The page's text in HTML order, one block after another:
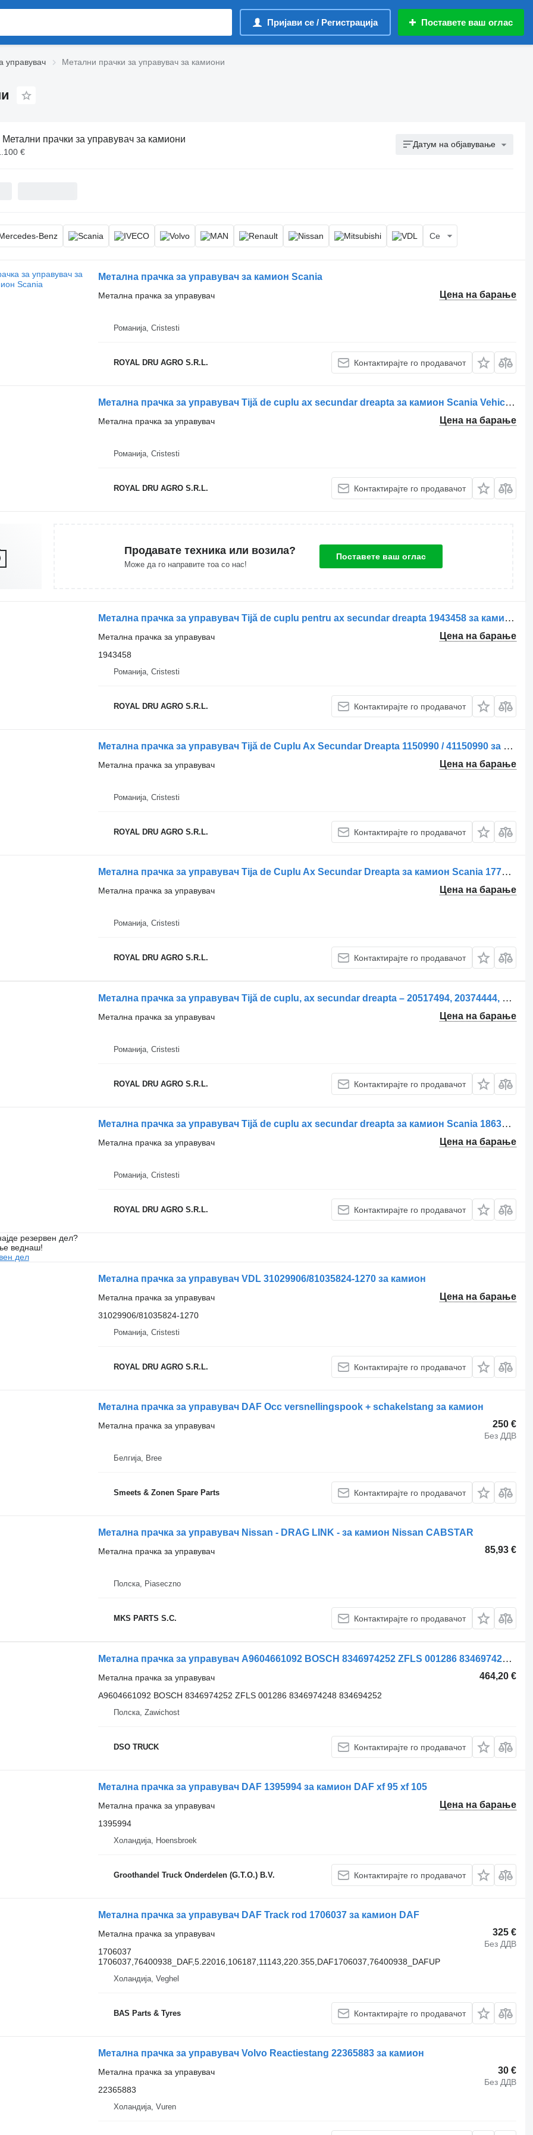
Пријави се / Регистрација Поставете ваш оглас
управувач Метални прачки за управувач за камиони
Метални прачки за управувач за камиони
€
Датум на објавување
Се
Метална прачка за управувач за камион Scania
Цена на барање
Метална прачка за управувач
Романија, Cristesti
ROYAL DRU AGRO S.R.L. Контактирајте го продавачот
Метална прачка за управувач Tijă de cuplu ax secundar dreapta за камион Scania Vehicule Scania
Цена на барање
Метална прачка за управувач
Романија, Cristesti
ROYAL DRU AGRO S.R.L. Контактирајте го продавачот
Продавате техника или возила?
Може да го направите тоа со нас!
Поставете ваш оглас
Метална прачка за управувач Tijă de cuplu pentru ax secundar dreapta 1943458 за камион Scania Camioane Scania
Цена на барање
Метална прачка за управувач
1943458
Романија, Cristesti
ROYAL DRU AGRO S.R.L. Контактирајте го продавачот
Метална прачка за управувач Tijă de Cuplu Ax Secundar Dreapta 1150990 / 41150990 за камион VDL Vehicule VDL
Цена на барање
Метална прачка за управувач
Романија, Cristesti
ROYAL DRU AGRO S.R.L. Контактирајте го продавачот
Метална прачка за управувач Tija de Cuplu Ax Secundar Dreapta за камион Scania 1770735, 1477415
Цена на барање
Метална прачка за управувач
Романија, Cristesti
ROYAL DRU AGRO S.R.L. Контактирајте го продавачот
Метална прачка за управувач Tijă de cuplu, ax secundar dreapta – 20517494, 20374444, 2041053 за камион Volvo Volvo
Цена на барање
Метална прачка за управувач
Романија, Cristesti
ROYAL DRU AGRO S.R.L. Контактирајте го продавачот
Метална прачка за управувач Tijă de cuplu ax secundar dreapta за камион Scania 1863130/1438475
Цена на барање
Метална прачка за управувач
Романија, Cristesti
ROYAL DRU AGRO S.R.L. Контактирајте го продавачот
резервен дел?
веднаш!
дел
Метална прачка за управувач VDL 31029906/81035824-1270 за камион
Цена на барање
Метална прачка за управувач
31029906/81035824-1270
Романија, Cristesti
ROYAL DRU AGRO S.R.L. Контактирајте го продавачот
Метална прачка за управувач DAF Occ versnellingspook + schakelstang за камион
250 €
Без ДДВ
Метална прачка за управувач
Белгија, Bree
Smeets & Zonen Spare Parts Контактирајте го продавачот
Метална прачка за управувач Nissan - DRAG LINK - за камион Nissan CABSTAR
85,93 €
Метална прачка за управувач
Полска, Piaseczno
MKS PARTS S.C. Контактирајте го продавачот
Метална прачка за управувач A9604661092 BOSCH 8346974252 ZFLS 001286 8346974248 ZFLS 834694252 за камион Mercedes-Benz Actros MP4 Antos
464,20 €
Метална прачка за управувач
A9604661092 BOSCH 8346974252 ZFLS 001286 8346974248 834694252
Полска, Zawichost
DSO TRUCK Контактирајте го продавачот
Метална прачка за управувач DAF 1395994 за камион DAF xf 95 xf 105
Цена на барање
Метална прачка за управувач
1395994
Холандија, Hoensbroek
Groothandel Truck Onderdelen (G.T.O.) B.V. Контактирајте го продавачот
Метална прачка за управувач DAF Track rod 1706037 за камион DAF
325 €
Без ДДВ
Метална прачка за управувач
1706037
1706037,76400938_DAF,5.22016,106187,11143,220.355,DAF1706037,76400938_DAFUP
Холандија, Veghel
BAS Parts & Tyres Контактирајте го продавачот
Метална прачка за управувач Volvo Reactiestang 22365883 за камион
30 €
Без ДДВ
Метална прачка за управувач
22365883
Холандија, Vuren